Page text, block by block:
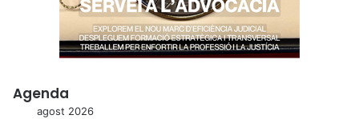
Agenda
agost 2026